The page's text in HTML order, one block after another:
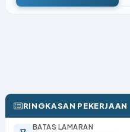
RINGKASAN PEKERJAAN
BATAS LAMARAN